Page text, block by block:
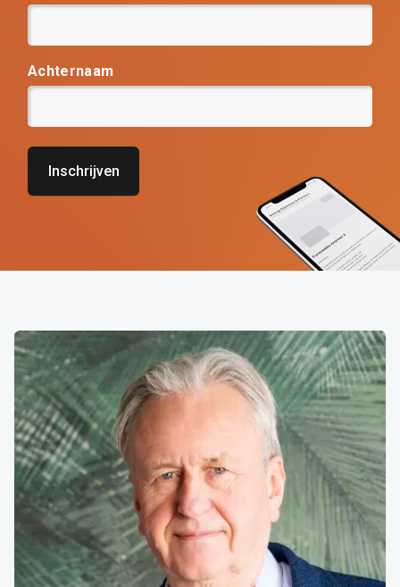
Achternaam